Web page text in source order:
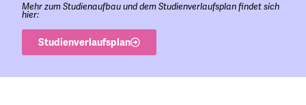
Mehr zum Studienaufbau und dem Studienverlaufsplan findet sich
hier:
Studienverlaufsplan